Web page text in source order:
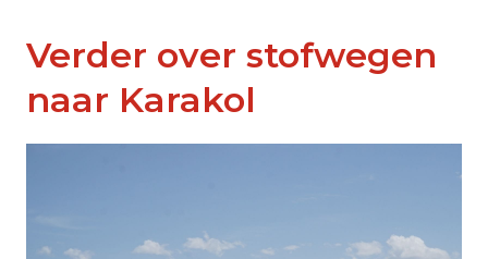
Verder over stofwegen
naar Karakol